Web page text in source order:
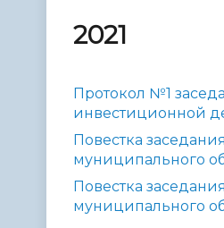
2021
Протокол №1
инвестиционной
Повестка
муниципального
Повестка
муниципального